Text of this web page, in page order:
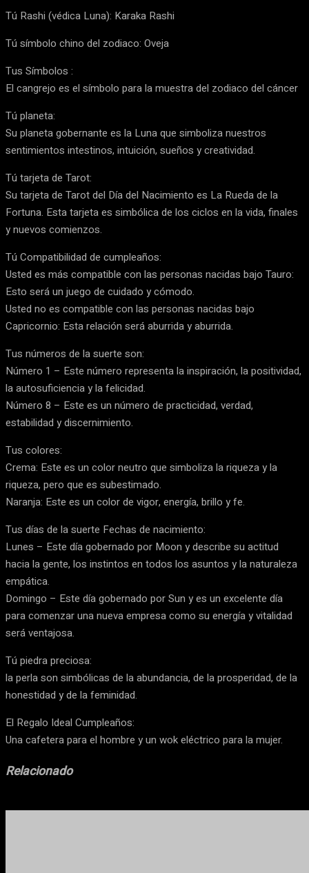
Tú Rashi (védica Luna): Karaka Rashi
Tú símbolo chino del zodiaco: Oveja
Tus Símbolos :
El cangrejo es el símbolo para la muestra del zodiaco del cáncer
Tú planeta:
Su planeta gobernante es la Luna que simboliza nuestros
sentimientos intestinos, intuición, sueños y creatividad.
Tú tarjeta de Tarot:
Su tarjeta de Tarot del Día del Nacimiento es La Rueda de la
Fortuna. Esta tarjeta es simbólica de los ciclos en la vida, finales
y nuevos comienzos.
Tú Compatibilidad de cumpleaños:
Usted es más compatible con las personas nacidas bajo Tauro:
Esto será un juego de cuidado y cómodo.
Usted no es compatible con las personas nacidas bajo
Capricornio: Esta relación será aburrida y aburrida.
Tus números de la suerte son:
Número 1 – Este número representa la inspiración, la positividad,
la autosuficiencia y la felicidad.
Número 8 – Este es un número de practicidad, verdad,
estabilidad y discernimiento.
Tus colores:
Crema: Este es un color neutro que simboliza la riqueza y la
riqueza, pero que es subestimado.
Naranja: Este es un color de vigor, energía, brillo y fe.
Tus días de la suerte Fechas de nacimiento:
Lunes – Este día gobernado por Moon y describe su actitud
hacia la gente, los instintos en todos los asuntos y la naturaleza
empática.
Domingo – Este día gobernado por Sun y es un excelente día
para comenzar una nueva empresa como su energía y vitalidad
será ventajosa.
Tú piedra preciosa:
la perla son simbólicas de la abundancia, de la prosperidad, de la
honestidad y de la feminidad.
El Regalo Ideal Cumpleaños:
Una cafetera para el hombre y un wok eléctrico para la mujer.
Relacionado